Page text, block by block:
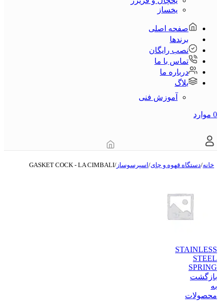
یخساز
صفحه اصلی
برندها
نصب رایگان
تماس با ما
درباره ما
بلاگ
آموزش فنی
0 موارد
خانه/دستگاه قهوه و چای/اسپرسوساز /
GASKET COCK - LA CIMBALI
STAINLESS
STEEL
SPRING
بازگشت
به
محصولات